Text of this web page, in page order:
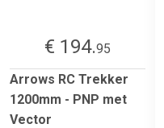
€ 194.95
Arrows RC Trekker
1200mm - PNP met
Vector